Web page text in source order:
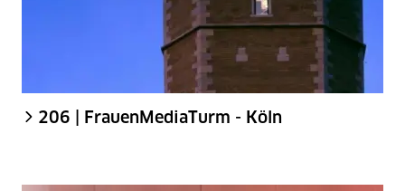
206 | FrauenMediaTurm - Köln